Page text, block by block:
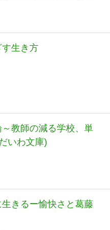
生き方
教師の減る学校、単
いわ文庫)
きるー愉快さと葛藤